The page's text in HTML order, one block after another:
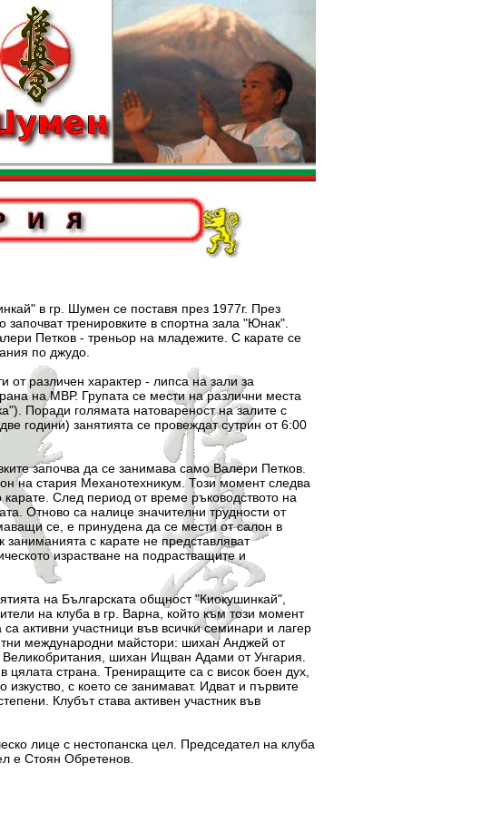
в гр. Шумен се поставя през 1977г. През
тренировките в спортна зала "Юнак".
Петков - треньор на младежите. С карате се
по джудо.
различен характер - липса на зали за
на МВР. Групата се мести на различни места
Поради голямата натовареност на залите с
години) занятията се провеждат сутрин от 6:00
започва да се занимава само Валери Петков.
на стария Механотехникум. Този момент следва
След период от време ръководството на
Отново са налице значителни трудности от
се, е принудена да се мести от салон в
с карате не представляват
израстване на подрастващите и
на Българската общност "Киокушинкай",
на клуба в гр. Варна, който към този момент
активни участници във всички семинари и лагер
международни майстори: шихан Анджей от
шихан Ищван Адами от Унгария.
цялата страна. Трениращите са с висок боен дух,
с което се занимават. Идват и първите
Клубът става активен участник във
лице с нестопанска цел. Председател на клуба
е Стоян Обретенов.